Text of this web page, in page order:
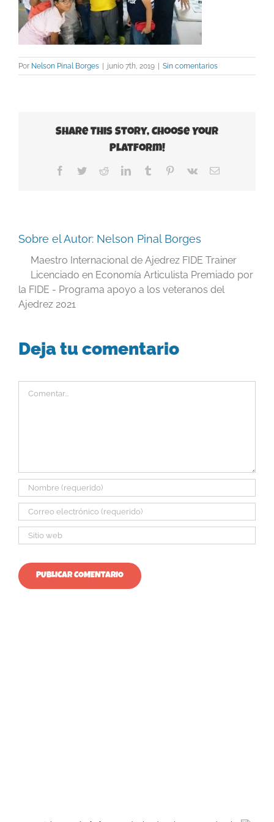
Por Nelson Pinal Borges | junio 7th, 2019 | Sin comentarios
Share This Story, Choose Your
Platform!
Facebook
TwitterRedditLinkedInTumblr Pinterest
Vk
Correo
Sobre el Autor: Nelson Pinal Borges
Maestro Internacional de Ajedrez FIDE Trainer
Licenciado en Economía Articulista Premiado por
la FIDE - Programa apoyo a los veteranos del
Ajedrez 2021
Deja tu comentario